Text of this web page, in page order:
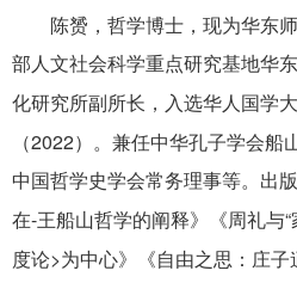
陈赟，哲学博士，现为华东
部人文社会科学重点研究基地华
化研究所副所长，入选华人国学
（2022）。兼任中华孔子学会船
中国哲学史学会常务理事等。出
在-王船山哲学的阐释》《周礼与“
度论>为中心》《自由之思：庄